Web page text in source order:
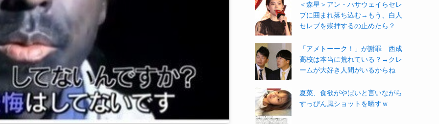
＜森星＞アン・ハサウェイらセレ
ブに囲まれ落ち込む→もう、白人
セレブを崇拝するの止めたら？
「アメトーーク！」が謝罪 西成
高校は本当に荒れている？→クレ
ームが大好き人間がいるからね
夏菜、食欲がやばいと言いながら
すっぴん風ショットを晒すｗ